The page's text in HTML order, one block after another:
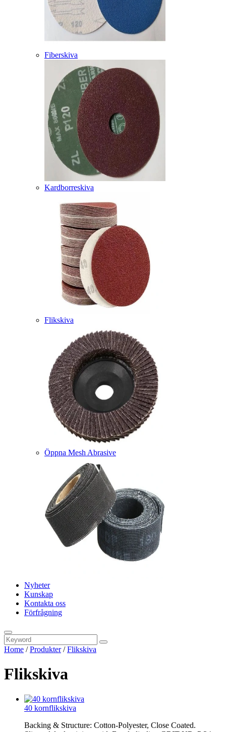
Fiberskiva
Kardborreskiva
Flikskiva
Öppna Mesh Abrasive
Nyheter
Kunskap
Kontakta oss
Förfrågning
Home /Produkter/Flikskiva
Flikskiva
40 kornflikskiva
Backing & Structure: Cotton-Polyester, Close Coated.